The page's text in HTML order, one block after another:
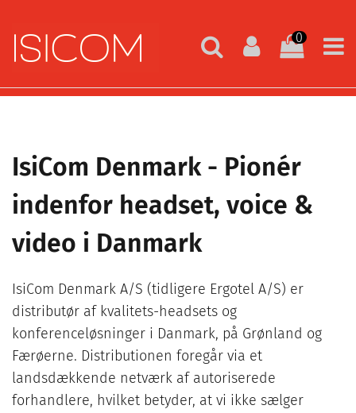
0
IsiCom Denmark - Pionér
indenfor headset, voice &
video i Danmark
IsiCom Denmark A/S (tidligere Ergotel A/S) er
distributør af kvalitets-headsets og
konferenceløsninger i Danmark, på Grønland og
Færøerne. Distributionen foregår via et
landsdækkende netværk af autoriserede
forhandlere, hvilket betyder, at vi ikke sælger